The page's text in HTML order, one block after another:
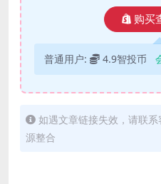
购买
普通用户: 4.9智投币
如遇文章链接失效，请联
源整合